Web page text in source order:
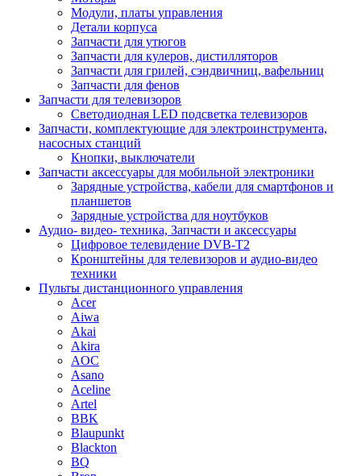
Модули, платы управления
Детали корпуса
Запчасти для утюгов
Запчасти для кулеров, дистилляторов
Запчасти для грилей, сэндвичниц, вафельниц
Запчасти для фенов
Запчасти для телевизоров
Светодиодная LED подсветка телевизоров
Запчасти, комплектующие для электроинструмента,
насосных станций
Кнопки, выключатели
Запчасти аксессуары для мобильной электроники
Зарядные устройства, кабели для смартфонов и
планшетов
Зарядные устройства для ноутбуков
Аудио- видео- техника, Запчасти и аксессуары
Цифровое телевидение DVB-T2
Кронштейны для телевизоров и аудио-видео
техники
Пульты дистанционного управления
Acer
Aiwa
Akai
Akira
AOC
Asano
Aceline
Artel
BBK
Blaupunkt
Blackton
BQ